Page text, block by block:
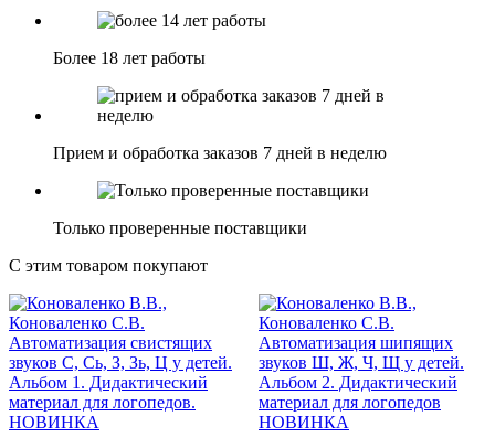
Более 18 лет работы
Прием и обработка заказов 7 дней в неделю
Только проверенные поставщики
С этим товаром покупают
НОВИНКА
НОВИНКА